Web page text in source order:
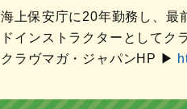
海上保安庁に20年勤務し、最
ドインストラクターとしてク
クラヴマガ・ジャパンHP ▶︎